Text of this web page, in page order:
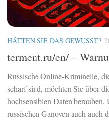
HÄTTEN SIE DAS GEWUSST?
terment.ru/en/ –
Russische Online-Kriminelle,
scharf sind, möchten Sie über
hochsensiblen Daten
russischen Ganoven auch auch